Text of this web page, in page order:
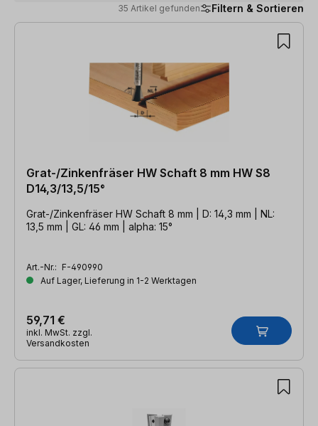
35 Artikel gefunden Filtern & Sortieren
35 Artikel gefunden
Grat-/Zinkenfräser HW Schaft 8 mm HW S8
D14,3/13,5/15°
Grat-/Zinkenfräser HW Schaft 8 mm | D: 14,3 mm | NL:
13,5 mm | GL: 46 mm | alpha: 15°
Art.-Nr.: F-490990
Auf Lager, Lieferung in 1-2 Werktagen
59,71 €
inkl. MwSt. zzgl.
Versandkosten